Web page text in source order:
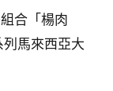
合「楊肉
馬來西亞大